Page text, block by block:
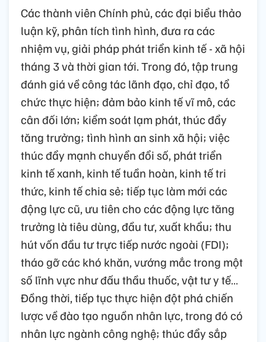
Các thành viên Chính phủ, các đại biểu thảo
luận kỹ, phân tích tình hình, đưa ra các
nhiệm vụ, giải pháp phát triển kinh tế - xã hội
tháng 3 và thời gian tới. Trong đó, tập trung
đánh giá về công tác lãnh đạo, chỉ đạo, tổ
chức thực hiện; đảm bảo kinh tế vĩ mô, các
cân đối lớn; kiểm soát lạm phát, thúc đẩy
tăng trưởng; tình hình an sinh xã hội; việc
thúc đẩy mạnh chuyển đổi số, phát triển
kinh tế xanh, kinh tế tuần hoàn, kinh tế tri
thức, kinh tế chia sẻ; tiếp tục làm mới các
động lực cũ, ưu tiên cho các động lực tăng
trưởng là tiêu dùng, đầu tư, xuất khẩu; thu
hút vốn đầu tư trực tiếp nước ngoài (FDI);
tháo gỡ các khó khăn, vướng mắc trong một
số lĩnh vực như đấu thầu thuốc, vật tư y tế…
Đồng thời, tiếp tục thực hiện đột phá chiến
lược về đào tạo nguồn nhân lực, trong đó có
nhân lực ngành công nghệ; thúc đẩy sắp